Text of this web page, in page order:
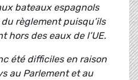
bateaux espagnols
règlement puisqu’ils
hors des eaux de l’UE.
été difficiles en raison
au Parlement et au